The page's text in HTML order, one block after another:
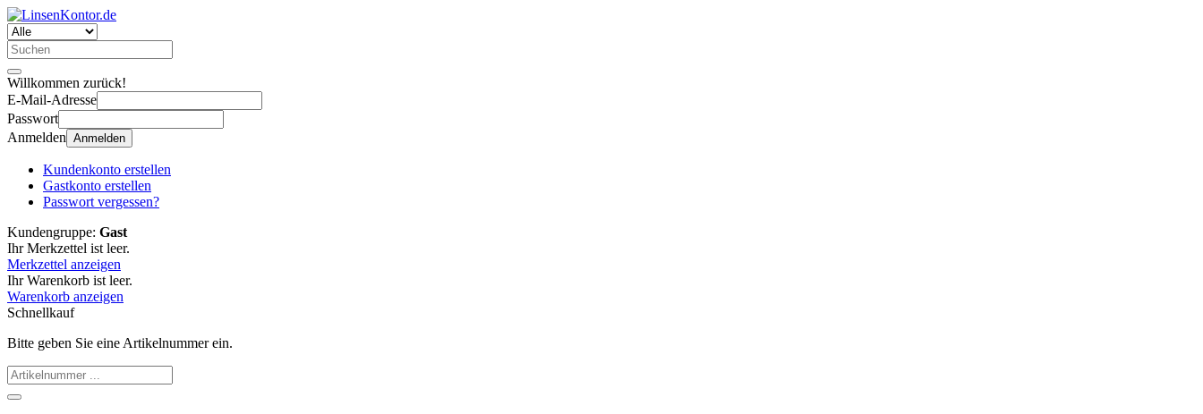
Willkommen zurück!
E-Mail-Adresse
Passwort
Anmelden Anmelden
Kundenkonto erstellen
Gastkonto erstellen
Passwort vergessen?
Kundengruppe: Gast
Ihr Merkzettel ist leer.
Merkzettel anzeigen
Ihr Warenkorb ist leer.
Warenkorb anzeigen
Schnellkauf
Bitte geben Sie eine Artikelnummer ein.